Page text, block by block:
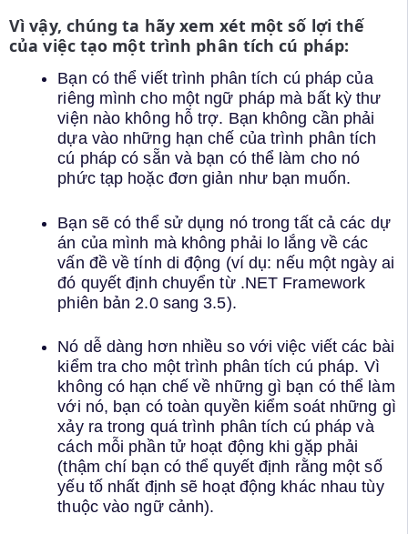
Vì vậy, chúng ta hãy xem xét một số lợi thế
của việc tạo một trình phân tích cú pháp:
Bạn có thể viết trình phân tích cú pháp của
riêng mình cho một ngữ pháp mà bất kỳ thư
viện nào không hỗ trợ. Bạn không cần phải
dựa vào những hạn chế của trình phân tích
cú pháp có sẵn và bạn có thể làm cho nó
phức tạp hoặc đơn giản như bạn muốn.
Bạn sẽ có thể sử dụng nó trong tất cả các dự
án của mình mà không phải lo lắng về các
vấn đề về tính di động (ví dụ: nếu một ngày ai
đó quyết định chuyển từ .NET Framework
phiên bản 2.0 sang 3.5).
Nó dễ dàng hơn nhiều so với việc viết các bài
kiểm tra cho một trình phân tích cú pháp. Vì
không có hạn chế về những gì bạn có thể làm
với nó, bạn có toàn quyền kiểm soát những gì
xảy ra trong quá trình phân tích cú pháp và
cách mỗi phần tử hoạt động khi gặp phải
(thậm chí bạn có thể quyết định rằng một số
yếu tố nhất định sẽ hoạt động khác nhau tùy
thuộc vào ngữ cảnh).